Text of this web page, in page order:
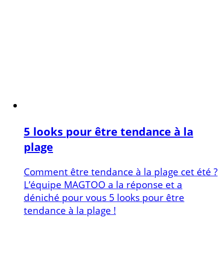
5 looks pour être tendance à la
plage
Comment être tendance à la plage cet été ?
L’équipe MAGTOO a la réponse et a
déniché pour vous 5 looks pour être
tendance à la plage !